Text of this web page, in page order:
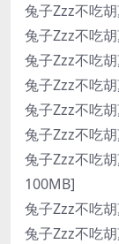
兔子Zzz不吃
兔子Zzz不吃
兔子Zzz不吃
兔子Zzz不吃
兔子Zzz不吃
兔子Zzz不吃
兔子Zzz不吃
100MB]
兔子Zzz不吃
兔子Zzz不吃